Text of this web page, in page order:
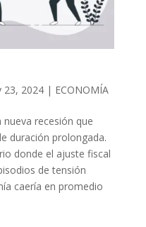
23, 2024| ECONOMÍA
recesión que
duración prolongada.
donde el ajuste fiscal
de tensión
caería en promedio